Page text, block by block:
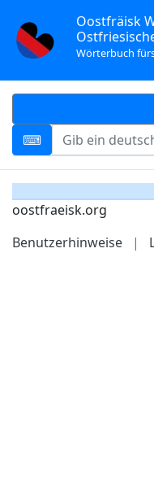
Oostfräisk
Wörterbuch
oostfraeisk.org
Benutzerhinweise
|